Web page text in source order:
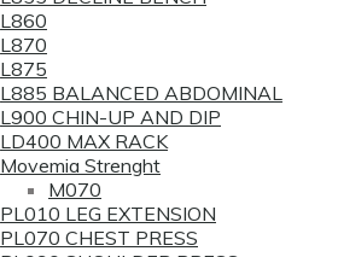
L860
L870
L875
L885 BALANCED ABDOMINAL
L900 CHIN-UP AND DIP
LD400 MAX RACK
Movemia Strenght
M070
PL010 LEG EXTENSION
PL070 CHEST PRESS